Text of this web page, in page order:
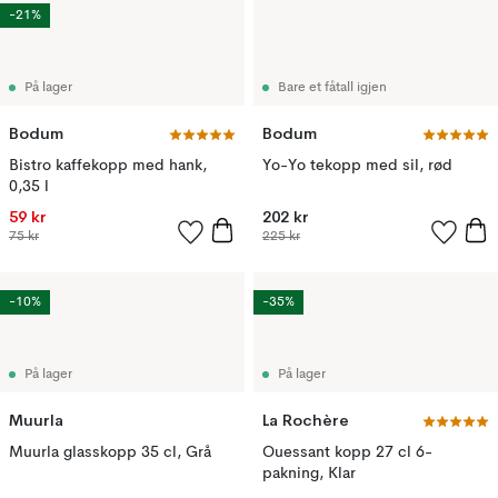
På lager
Bodum
Bistro kaffekopp med hank,
0,35 l
59 kr
75 kr
-21%
Bare et fåtall igjen
Bodum
Yo-Yo tekopp med sil, rød
202 kr
225 kr
På lager
Muurla
Muurla glasskopp 35 cl, Grå
-10%
På lager
La Rochère
Ouessant kopp 27 cl 6-
pakning, Klar
-35%